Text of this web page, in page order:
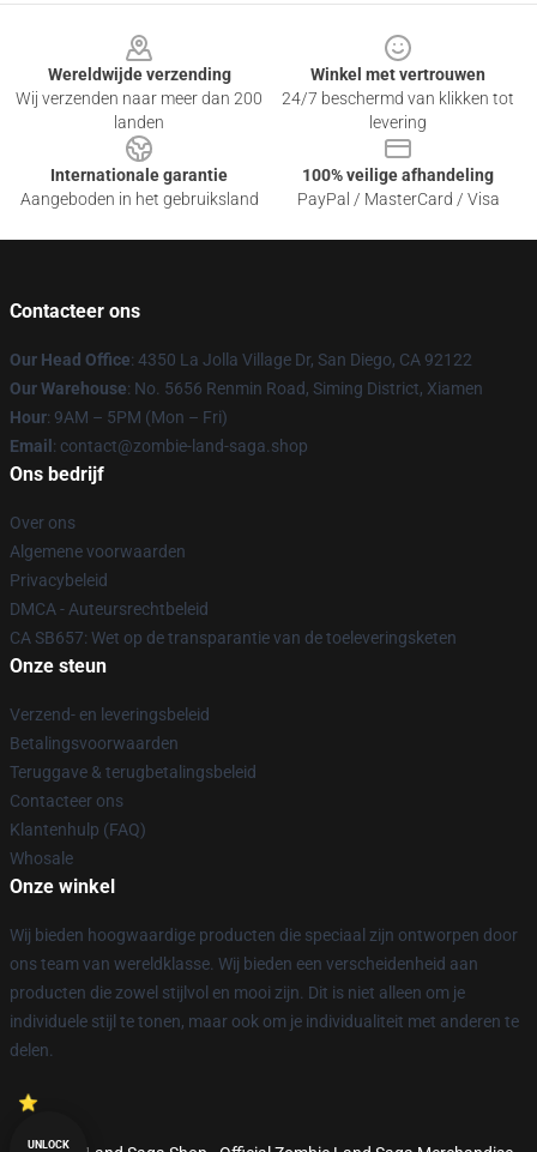
Wereldwijde verzending
Wij verzenden naar meer dan 200
landen
Winkel met vertrouwen
24/7 beschermd van klikken tot
levering
Internationale garantie
Aangeboden in het gebruiksland
100% veilige afhandeling
PayPal / MasterCard / Visa
Contacteer ons
Our Head Office: 4350 La Jolla Village Dr, San Diego, CA 92122
Our Warehouse: No. 5656 Renmin Road, Siming District, Xiamen
Hour: 9AM – 5PM (Mon – Fri)
Email : contact@zombie-land-saga.shop
Ons bedrijf
Over ons
Algemene voorwaarden
Privacybeleid
DMCA - Auteursrechtbeleid
CA SB657: Wet op de transparantie van de toeleveringsketen
Onze steun
Verzend- en leveringsbeleid
Betalingsvoorwaarden
Teruggave & terugbetalingsbeleid
Contacteer ons
Klantenhulp (FAQ)
Whosale
Onze winkel
Wij bieden hoogwaardige producten die speciaal zijn ontworpen door
ons team van wereldklasse. Wij bieden een verscheidenheid aan
producten die zowel stijlvol en mooi zijn. Dit is niet alleen om je
individuele stijl te tonen, maar ook om je individualiteit met anderen te
delen.
UNLOCK